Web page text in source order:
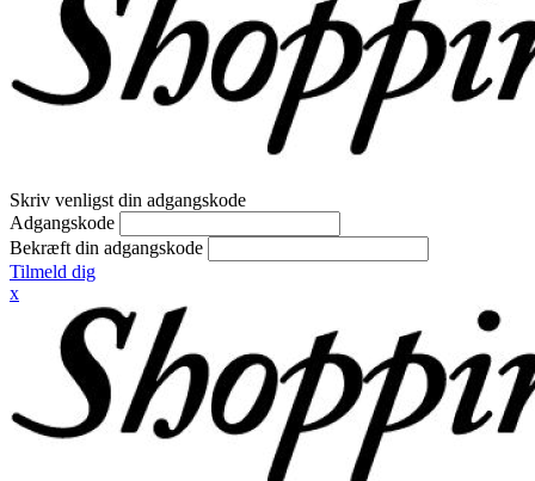
Skriv venligst din adgangskode
Adgangskode
Bekræft din adgangskode
Tilmeld dig
x